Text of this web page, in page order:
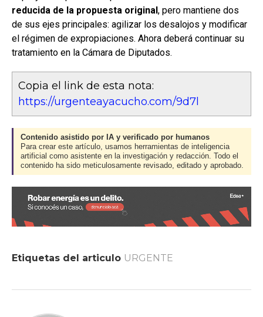
reducida de la propuesta original, pero mantiene dos
de sus ejes principales: agilizar los desalojos y modificar
el régimen de expropiaciones. Ahora deberá continuar su
tratamiento en la Cámara de Diputados.
Copia el link de esta nota:
https://urgenteayacucho.com/9d7l
Contenido asistido por IA y verificado por humanos
Para crear este artículo, usamos herramientas de inteligencia
artificial como asistente en la investigación y redacción. Todo el
contenido ha sido meticulosamente revisado, editado y aprobado.
Etiquetas del articulo URGENTE